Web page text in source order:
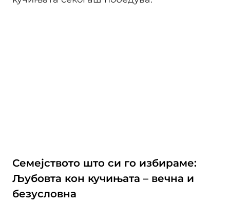
Семејството што си го избираме:
Љубовта кон кучињата – вечна и
безусловна